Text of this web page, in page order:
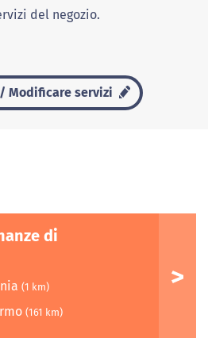
del negozio.
Modificare servizi
di
(1 km)
(161 km)